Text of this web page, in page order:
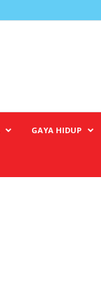
GAYA HIDUP